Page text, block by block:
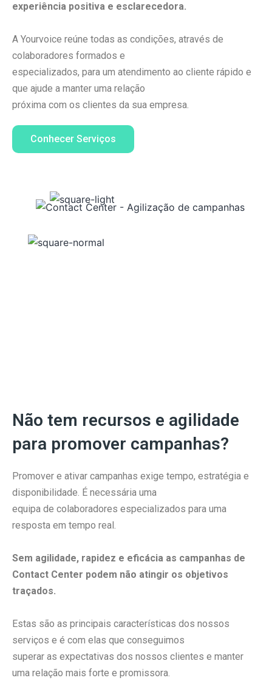
experiência positiva e esclarecedora.
A Yourvoice reúne todas as condições, através de
colaboradores formados e
especializados, para um atendimento ao cliente rápido e
que ajude a manter uma relação
próxima com os clientes da sua empresa.
Conhecer Serviços
Não tem recursos e agilidade
para promover campanhas?
Promover e ativar campanhas exige tempo, estratégia e
disponibilidade. É necessária uma
equipa de colaboradores especializados para uma
resposta em tempo real.
Sem agilidade, rapidez e eficácia as campanhas de
Contact Center podem não atingir os objetivos
traçados.
Estas são as principais características dos nossos
serviços e é com elas que conseguimos
superar as expectativas dos nossos clientes e manter
uma relação mais forte e promissora.